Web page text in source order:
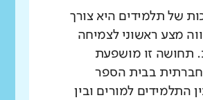
של תלמידים היא צורך
מצע ראשוני לצמיחה
תחושה זו מושפעת
בבית הספר
התלמידים למורים ובין